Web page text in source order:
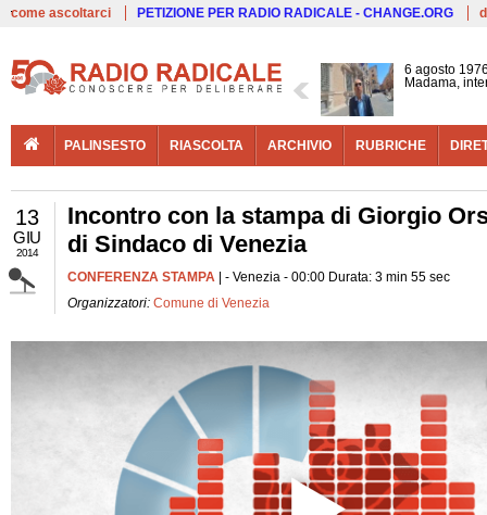
come ascoltarci PETIZIONE PER RADIO RADICALE - CHANGE.ORG
6 agosto
Madama,
PALINSESTO RIASCOLTA ARCHIVIO RUBRICHE
13
GIU
2014
Incontro con la stampa di Giorgio
di Sindaco di Venezia
CONFERENZA STAMPA | - Venezia - 00:00 Durata: 3 min 55 sec
Organizzatori: Comune di Venezia